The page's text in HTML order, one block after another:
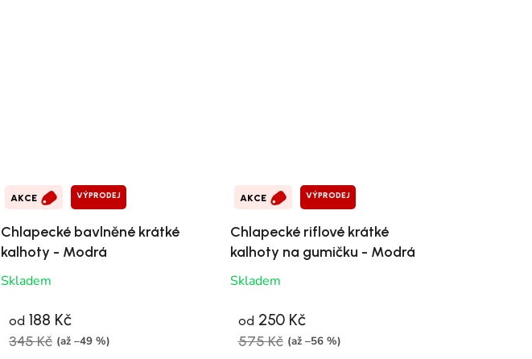
AKCE VÝPRODEJ
Chlapecké bavlněné krátké
kalhoty - Modrá
Skladem
od 188 Kč
345 Kč (až –49 %)
AKCE VÝPRODEJ
Chlapecké riflové krátké
kalhoty na gumičku - Modrá
Skladem
od 250 Kč
575 Kč (až –56 %)